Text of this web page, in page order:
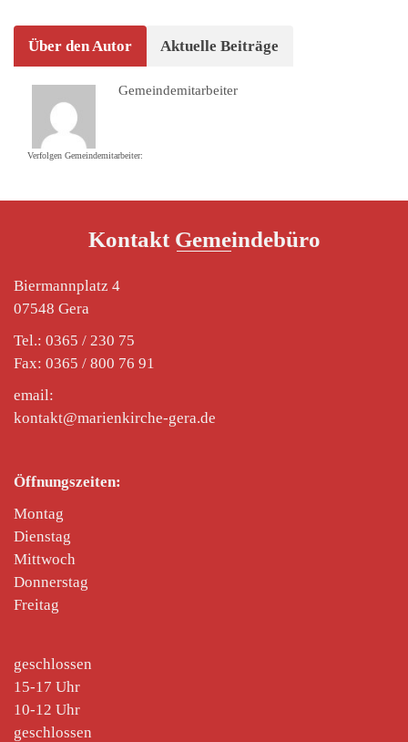
Über den Autor Aktuelle Beiträge
Verfolgen Gemeindemitarbeiter:
Gemeindemitarbeiter
Kontakt Gemeindebüro
Biermannplatz 4
07548 Gera
Tel.: 0365 / 230 75
Fax: 0365 / 800 76 91
email:
kontakt@marienkirche-gera.de
Öffnungszeiten:
Montag
Dienstag
Mittwoch
Donnerstag
Freitag
geschlossen
15-17 Uhr
10-12 Uhr
geschlossen